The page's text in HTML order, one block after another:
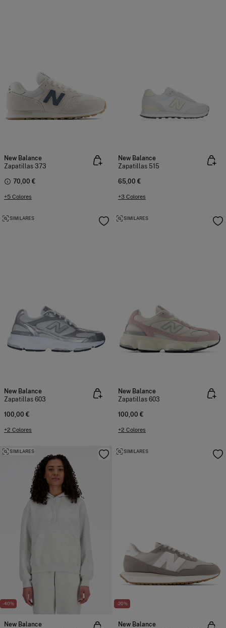
New Balance
Zapatillas 373
70,00 €
+5 Colores
New Balance
Zapatillas 515
65,00 €
+3 Colores
SIMILARES
New Balance
Zapatillas 603
100,00 €
+2 Colores
SIMILARES
New Balance
Zapatillas 603
100,00 €
+2 Colores
-40%
SIMILARES
New Balance
-20%
SIMILARES
New Balance